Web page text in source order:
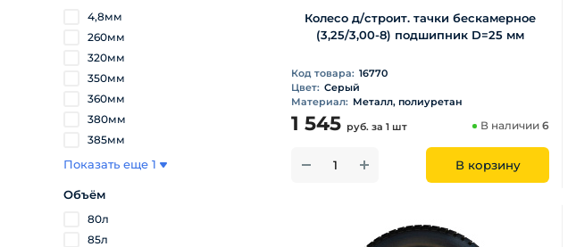
4,8мм
260мм
320мм
350мм
360мм
380мм
385мм
Показать еще 1
Объём
80л
85л
Колесо д/строит. тачки бескамерное
(3,25/3,00-8) подшипник D=25 мм
Код товара: 16770
Цвет: Серый
Материал: Металл, полиуретан
1 545 руб. за 1 шт В наличии6
В корзину